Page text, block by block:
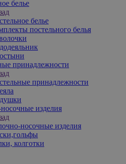
белье
белье
постельного белья
принадлежности
принадлежности
изделия
носочные изделия
колготки